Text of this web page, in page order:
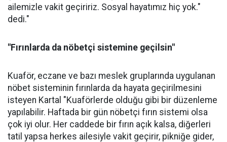
ailemizle vakit geçiririz. Sosyal hayatımız hiç yok."
dedi."
"Fırınlarda da nöbetçi sistemine geçilsin"
Kuaför, eczane ve bazı meslek gruplarında uygulanan
nöbet sisteminin fırınlarda da hayata geçirilmesini
isteyen Kartal "Kuaförlerde olduğu gibi bir düzenleme
yapılabilir. Haftada bir gün nöbetçi fırın sistemi olsa
çok iyi olur. Her caddede bir fırın açık kalsa, diğerleri
tatil yapsa herkes ailesiyle vakit geçirir, pikniğe gider,